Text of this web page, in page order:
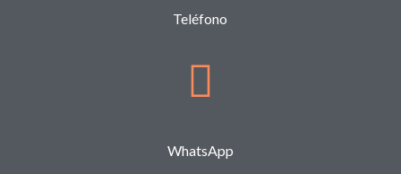
Teléfono
WhatsApp